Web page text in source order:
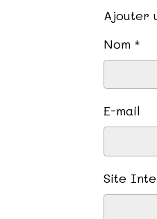
Ajouter
Nom
E-mail
Site